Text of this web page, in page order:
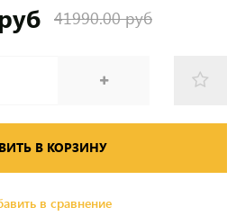
41990.00 руб
В КОРЗИНУ
в сравнение